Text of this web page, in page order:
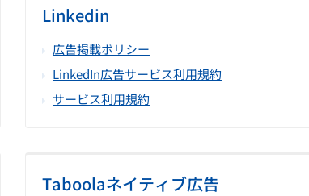
Linkedin
広告掲載ポリシー
LinkedIn広告サービス利用規約
サービス利用規約
Taboolaネイティブ広告